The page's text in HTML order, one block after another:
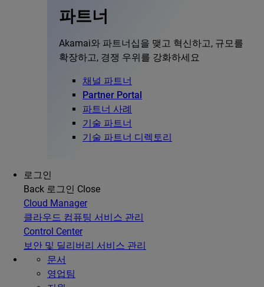
파트너
Akamai와 파트너십을 맺고 혁신하고, 규모를
확장하고, 경쟁 우위를 강화하세요
채널 파트너
Partner Portal
파트너 사례
기술 파트너
기술 파트너 디렉토리
로그인
Back 로그인 Close
Cloud Manager
클라우드 컴퓨팅 서비스 관리
Control Center
보안 및 딜리버리 서비스 관리
문서
영업팀